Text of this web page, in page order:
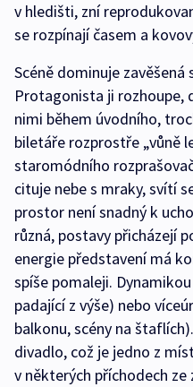
v hledišti, zní
se rozpínají časem a
Scéně dominuje
Protagonista ji rozhoupe,
nimi během úvodního,
biletáře rozprostře „vůně
staromódního
cituje nebe s mraky, svítí
prostor není snadný k
různá, postavy přicházejí
energie představení má
spíše pomaleji.
padající z výše) nebo
balkonu, scény na
divadlo, což je jedno z
v některých příchodech ze